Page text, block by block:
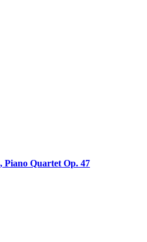
Piano Quartet Op. 47